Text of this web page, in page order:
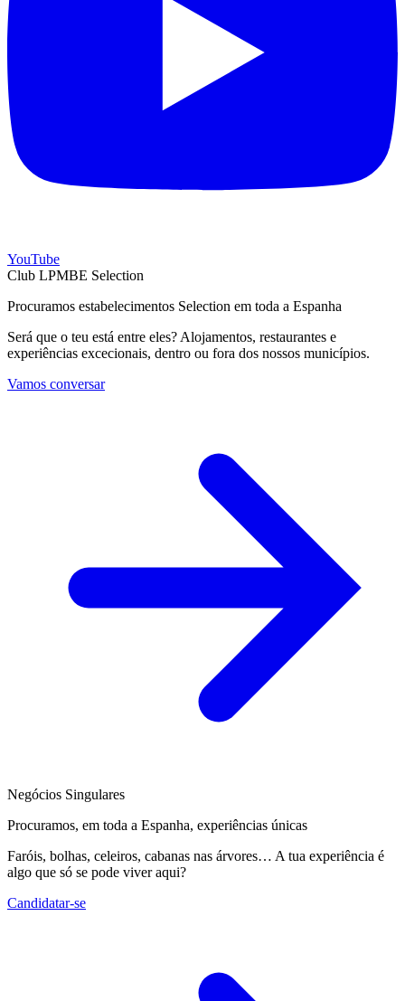
YouTube
Club LPMBE Selection
Procuramos estabelecimentos Selection em toda a Espanha
Será que o teu está entre eles? Alojamentos, restaurantes e
experiências excecionais, dentro ou fora dos nossos municípios.
Vamos conversar
Negócios Singulares
Procuramos, em toda a Espanha, experiências únicas
Faróis, bolhas, celeiros, cabanas nas árvores… A tua experiência é
algo que só se pode viver aqui?
Candidatar-se